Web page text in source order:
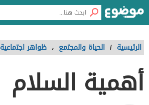
الرئيسية / الحياة والمجتمع ، ظواهر اجتماعية
أهمية السلام